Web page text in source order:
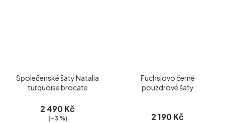
Společenské šaty Natalia
turquoise brocate
2 490 Kč
(–3 %)
Fuchsiovo černé
pouzdrové šaty
2 190 Kč